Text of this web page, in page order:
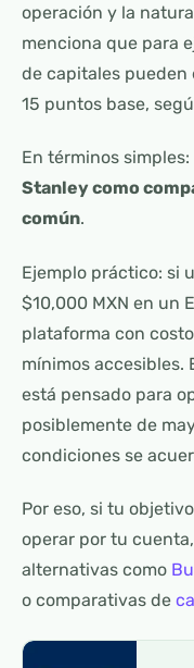
operación y la
menciona que para
de capitales pueden
15 puntos base,
En términos simples:
Stanley como
común.
Ejemplo práctico: si
$10,000 MXN en un
plataforma con
mínimos accesibles.
está pensado para
posiblemente de
condiciones se
Por eso, si tu
operar por tu
alternativas como
o comparativas de